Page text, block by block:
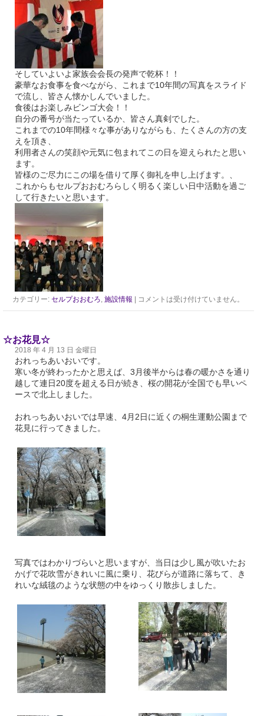
そしていよいよ家族会会長の発声で乾杯！！
豪華なお食事を食べながら、これまで10年間の写真をスライド
で流し、皆さん懐かしんでいました。
食後はお楽しみビンゴ大会！！
自分の番号が当たっているか、皆さん真剣でした。
これまでの10年間様々な事がありながらも、たくさんの方の支
えを頂き、
利用者さんの笑顔や元気に包まれてこの日を迎えられたと思い
ます。
皆様のご尽力にこの場を借りて厚く御礼を申し上げます。、
これからもセルプおおむろらしく明るく楽しい日中活動を過ご
して行きたいと思います。
カテゴリー:セルプおおむろ,施設情報 コメントは受け付けていません。
☆お花見☆
2018 年 4 月 13 日 金曜日
おれっちあいおいです。
寒い冬が終わったかと思えば、3月後半からは春の暖かさを通り
越して連日20度を超える日が続き、桜の開花が全国でも早いペ
ースで北上しました。
おれっちあいおいでは早速、4月2日に近くの桐生運動公園まで
花見に行ってきました。
写真ではわかりづらいと思いますが、当日は少し風が吹いたお
かげで花吹雪がきれいに風に乗り、花びらが道路に落ちて、き
れいな絨毯のような状態の中をゆっくり散歩しました。